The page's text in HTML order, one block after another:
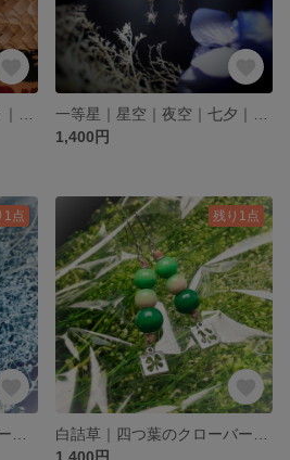
1,400円
1点 残り1点
1,400円